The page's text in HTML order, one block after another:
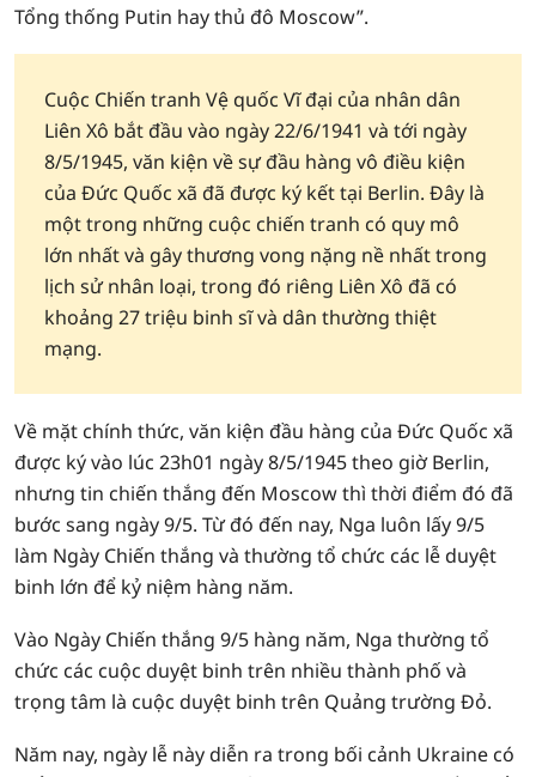
Tổng thống Putin hay thủ đô Moscow”.
Cuộc Chiến tranh Vệ quốc Vĩ đại của nhân dân
Liên Xô bắt đầu vào ngày 22/6/1941 và tới ngày
8/5/1945, văn kiện về sự đầu hàng vô điều kiện
của Đức Quốc xã đã được ký kết tại Berlin. Đây là
một trong những cuộc chiến tranh có quy mô
lớn nhất và gây thương vong nặng nề nhất trong
lịch sử nhân loại, trong đó riêng Liên Xô đã có
khoảng 27 triệu binh sĩ và dân thường thiệt
mạng.
Về mặt chính thức, văn kiện đầu hàng của Đức Quốc xã
được ký vào lúc 23h01 ngày 8/5/1945 theo giờ Berlin,
nhưng tin chiến thắng đến Moscow thì thời điểm đó đã
bước sang ngày 9/5. Từ đó đến nay, Nga luôn lấy 9/5
làm Ngày Chiến thắng và thường tổ chức các lễ duyệt
binh lớn để kỷ niệm hàng năm.
Vào Ngày Chiến thắng 9/5 hàng năm, Nga thường tổ
chức các cuộc duyệt binh trên nhiều thành phố và
trọng tâm là cuộc duyệt binh trên Quảng trường Đỏ.
Năm nay, ngày lễ này diễn ra trong bối cảnh Ukraine có